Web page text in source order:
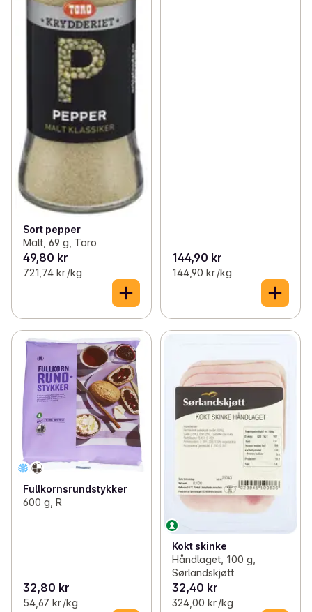
Sort pepper
Malt, 69 g, Toro
49,80 kr
721,74 kr /kg
144,90 kr
144,90 kr /kg
Fullkornsrundstykker
600 g, R
32,80 kr
54,67 kr /kg
Kokt skinke
Håndlaget, 100 g,
Sørlandskjøtt
32,40 kr
324,00 kr /kg